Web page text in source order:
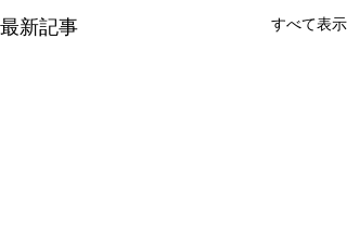
最新記事 すべて表示